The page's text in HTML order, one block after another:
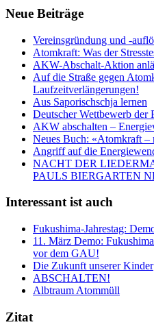
Neue Beiträge
Vereinsgründung und -
Atomkraft: Was der
AKW-Abschalt-Aktion
Auf die Straße gegen
Laufzeitverlängerungen!
Aus Saporischschja lernen
Deutscher Wettbewerb der
AKW abschalten –
Neues Buch: «Atomkraft –
Angriff auf die
NACHT DER
PAULS BIERGARTEN
Interessant ist auch
Fukushima-Jahrestag:
11. März Demo:
vor dem GAU!
Die Zukunft unserer Kinder
ABSCHALTEN!
Albtraum Atommüll
Zitat